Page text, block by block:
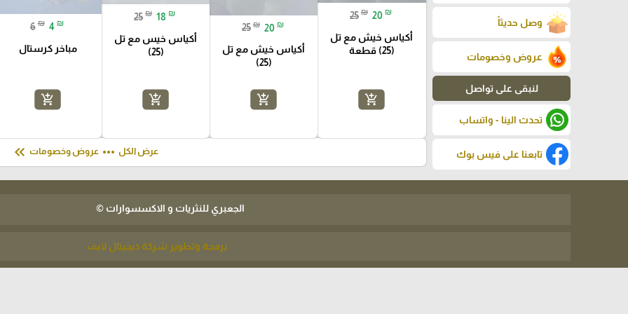
وصل حديثاً
عروض وخصومات
لنبقى على تواصل
تحدث الينا - واتساب
تابعنا على فيس بوك
25 ₪ 20 ₪
أكياس خيش مع تل
(25) قطعة
add_shopping_cart
25 ₪ 20 ₪
أكياس خيش مع تل
(25)
add_shopping_cart
25 ₪ 18 ₪
أكياس خيس مع تل
(25)
add_shopping_cart
6 ₪ 4 ₪
مباخر كرستال
add_shopping_cart
عرض الكل more_horiz عروض وخصومات keyboard_double_arrow_left
الجعبري للنثريات و الاكسسوارات ©
برمجة وتطوير شركة ديجيتال لايف